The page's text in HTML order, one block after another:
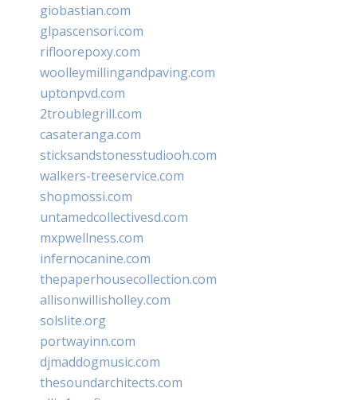
giobastian.com
glpascensori.com
rifloorepoxy.com
woolleymillingandpaving.com
uptonpvd.com
2troublegrill.com
casateranga.com
sticksandstonesstudiooh.com
walkers-treeservice.com
shopmossi.com
untamedcollectivesd.com
mxpwellness.com
infernocanine.com
thepaperhousecollection.com
allisonwillisholley.com
solslite.org
portwayinn.com
djmaddogmusic.com
thesoundarchitects.com